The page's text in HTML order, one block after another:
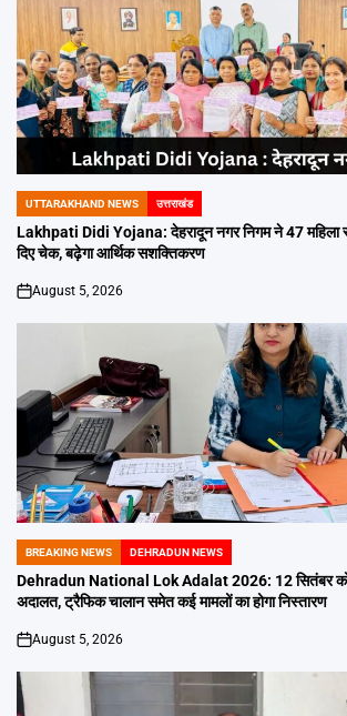
POSTED
IN
UTTARAKHAND NEWS उत्तराखंड
Lakhpati Didi Yojana: देहरादून नगर निगम ने 47 महिला
दिए चेक, बढ़ेगा आर्थिक सशक्तिकरण
on
August 5, 2026
POSTED
IN
BREAKING NEWS DEHRADUN NEWS
Dehradun National Lok Adalat 2026: 12 सितंबर को
अदालत, ट्रैफिक चालान समेत कई मामलों का होगा निस्तारण
on
August 5, 2026